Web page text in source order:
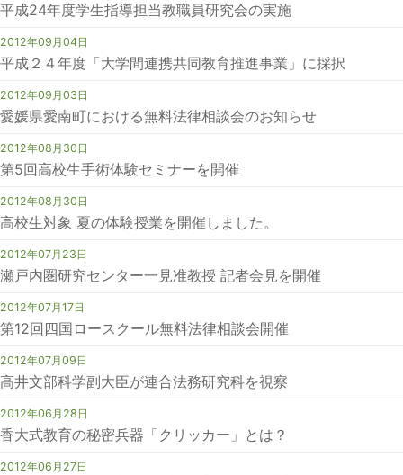
平成24年度学生指導担当教職員研究会の実施
2012年09月04日
平成２４年度「大学間連携共同教育推進事業」に採択
2012年09月03日
愛媛県愛南町における無料法律相談会のお知らせ
2012年08月30日
第5回高校生手術体験セミナーを開催
2012年08月30日
高校生対象 夏の体験授業を開催しました。
2012年07月23日
瀬戸内圏研究センター一見准教授 記者会見を開催
2012年07月17日
第12回四国ロースクール無料法律相談会開催
2012年07月09日
高井文部科学副大臣が連合法務研究科を視察
2012年06月28日
香大式教育の秘密兵器「クリッカー」とは？
2012年06月27日